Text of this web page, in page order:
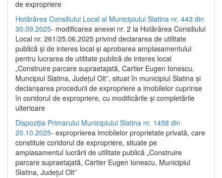
de expropriere
Hotărârea Consiliului Local al Municipiului Slatina nr. 443 din
30.09.2025- modificarea anexei nr. 2 la Hotărârea Consiliului
Local nr. 261/25.06.2025 privind declararea de utilitate
publică şi de interes local şi aprobarea amplasamentului
pentru lucrarea de utilitate publică de interes local
„Construire parcare supraetajată, Cartier Eugen Ionescu,
Muncipiul Slatina, Judeţul Olt”, situat în municipiul Slatina şi
declanşarea procedurii de expropriere a imobilelor cuprinse
în coridorul de expropriere, cu modificările şi completările
ulterioare
Dispoziția Primarului Municipiului Slatina nr. 1458 din
20.10.2025- exproprierea imobilelor proprietate privată, care
constituie coridorul de expropriere, situate pe
amplasamentul lucrării de utilitate publică „Construire
parcare supraetajată, Cartier Eugen Ionescu, Municipiul
Slatina, Județul Olt”